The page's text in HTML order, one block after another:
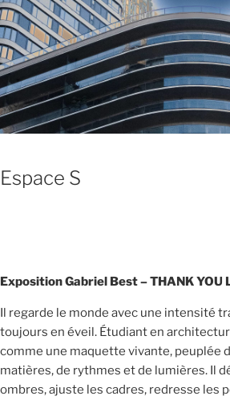
Espace S
Exposition Gabriel Best – THANK YOU
Il regarde le monde avec une intensité
toujours en éveil. Étudiant en
comme une maquette vivante, peuplée
matières, de rythmes et de lumières. Il
ombres, ajuste les cadres, redresse les